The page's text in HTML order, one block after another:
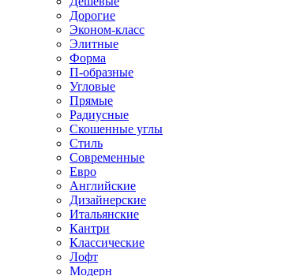
Дорогие
Эконом-класс
Элитные
Форма
П-образные
Угловые
Прямые
Радиусные
Скошенные углы
Стиль
Современные
Евро
Английские
Дизайнерские
Итальянские
Кантри
Классические
Лофт
Модерн